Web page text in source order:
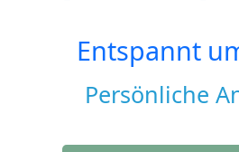
Entspannt
Persönliche